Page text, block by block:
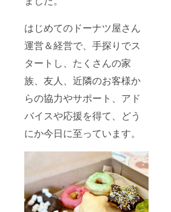
はじめてのドーナツ屋さん
運営＆経営で、手探りでス
タートし、たくさんの家
族、友人、近隣のお客様か
らの協力やサポート、アド
バイスや応援を得て、どう
にか今日に至っています。